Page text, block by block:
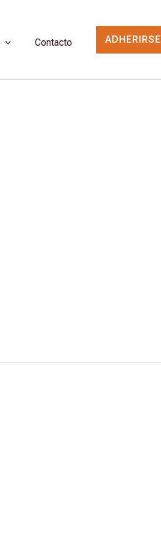
Contacto ADHERIRSE